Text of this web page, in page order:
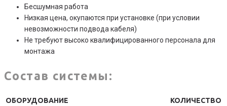
Бесшумная работа
Низкая цена, окупаются при установке (при условии
невозможности подвода кабеля)
Не требуют высоко квалифицированного персонала для
монтажа
Состав системы:
ОБОРУДОВАНИЕ
КОЛИЧЕСТВО